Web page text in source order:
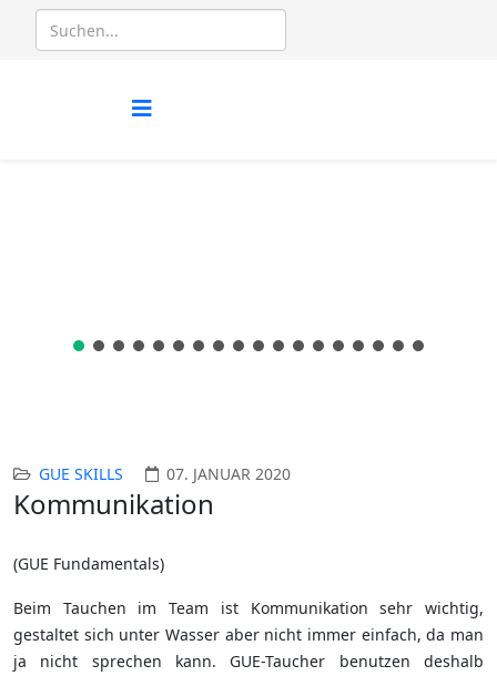
GUE SKILLS 07. JANUAR 2020
Kommunikation
(GUE Fundamentals)
Beim Tauchen im Team ist Kommunikation sehr wichtig,
gestaltet sich unter Wasser aber nicht immer einfach, da man
ja nicht sprechen kann. GUE-Taucher benutzen deshalb